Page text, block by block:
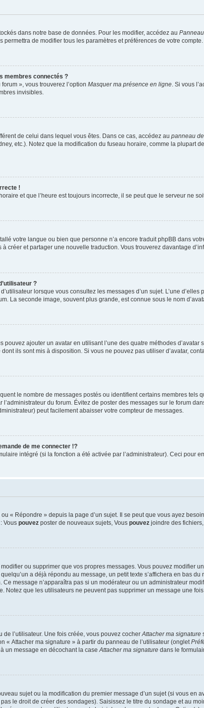
dans notre base de données. Pour les modifier, accédez au
de modifier tous les paramètres et préférences de votre compte.
membres connectés ?
», vous trouverez l’option Masquer ma présence en ligne. Si vous
invisibles.
de celui dans lequel vous êtes. Dans ce cas, accédez au panneau
etc.). Notez que la modification du fuseau horaire, comme la plupart
!
et que l’heure est toujours incorrecte, il se peut que le serveur ne
votre langue ou bien que personne n’a encore traduit phpBB dans
créer et partager une nouvelle traduction. Vous trouverez davantage
?
lorsque vous consultez les messages d’un sujet. L’une
La seconde image, souvent plus grande, est connue sous le nom
pouvez ajouter un avatar en utilisant l’une des quatre méthodes
ils sont mis à disposition. Si vous ne pouvez pas utiliser d’avatar,
le nombre de messages postés ou identifient certains membres
l’administrateur du forum. Évitez de poster des messages sur le forum
peut facilement abaisser votre compteur de messages.
de me connecter !?
intégré (si la fonction a été activée par l’administrateur). Ceci pour
« Répondre » depuis la page d’un sujet. Il se peut que vous ayez
Vous pouvez poster de nouveaux sujets, Vous pouvez joindre des
ou supprimer que vos propres messages. Vous pouvez modifier
a déjà répondu au message, un petit texte s’affichera en bas
message n’apparaîtra pas si un modérateur ou un administrateur
Notez que les utilisateurs ne peuvent pas supprimer un message une
l’utilisateur. Une fois créée, vous pouvez cocherAttacher ma signature
« Attacher ma signature » à partir du panneau de l’utilisateur (onglet
un message en décochant la caseAttacher ma signature dans le
sujet ou la modification du premier message d’un sujet (si vous en
le droit de créer des sondages). Saisissez le titre du sondage et au